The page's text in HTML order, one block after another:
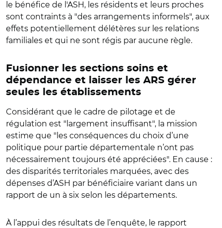
le bénéfice de l'ASH, les résidents et leurs proches
sont contraints à "des arrangements informels", aux
effets potentiellement délétères sur les relations
familiales et qui ne sont régis par aucune règle.
Fusionner les sections soins et
dépendance et laisser les ARS gérer
seules les établissements
Considérant que le cadre de pilotage et de
régulation est " largement insuffisant", la mission
estime que " les conséquences du choix d’une
politique pour partie départementale n’ont pas
nécessairement toujours été appréciées". En cause :
des disparités territoriales marquées, avec des
dépenses d’ASH par bénéficiaire variant dans un
rapport de un à six selon les départements.
À l’appui des résultats de l’enquête, le rapport